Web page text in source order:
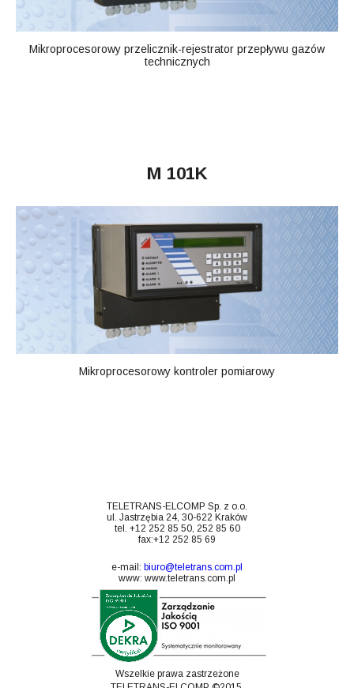
TELETRANS-ELCOMP Sp. z o.o.
ul. Jastrzębia 24, 30-622 Kraków
tel. +12 252 85 50, 252 85 60
fax:+12 252 85 69
e-mail: biuro@teletrans.com.pl
www: www.teletrans.com.pl
Wszelkie prawa zastrzeżone
Mikroprocesorowy przelicznik-rejestrator przepływu gazów
technicznych
M 101K
Mikroprocesorowy kontroler pomiarowy